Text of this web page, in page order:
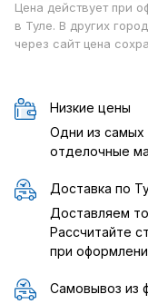
Цена действует при
в Туле. В других
через сайт цена
Низкие цены
Одни из самых
отделочные
Доставка по
Доставляем
Рассчитайте
при
Самовывоз из